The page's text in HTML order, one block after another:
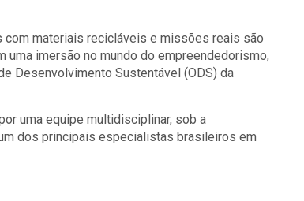
com materiais recicláveis e missões reais são
uma imersão no mundo do empreendedorismo,
Desenvolvimento Sustentável (ODS) da
uma equipe multidisciplinar, sob a
dos principais especialistas brasileiros em